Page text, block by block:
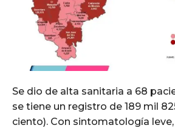
Se dio de alta sanitaria a 68
se tiene un registro de 189 mil
ciento). Con sintomatología